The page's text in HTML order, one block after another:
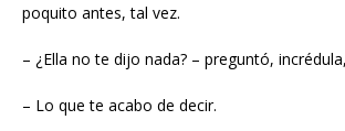
poquito antes, tal vez.
– ¿Ella no te dijo nada? – preguntó,
– Lo que te acabo de decir.